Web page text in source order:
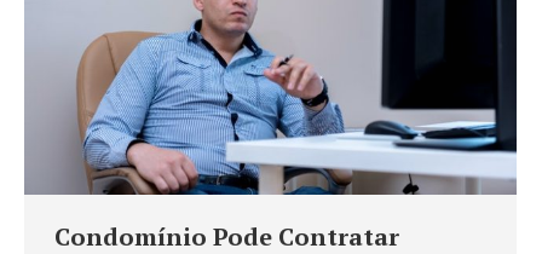
Condomínio Pode Contratar